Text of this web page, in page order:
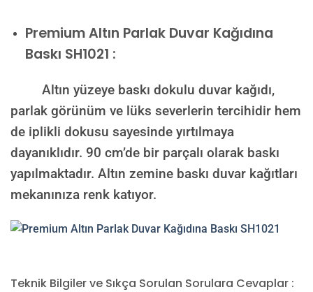
PremiumAltın Parlak Duvar Kağıdına
Baskı SH1021 :
Altın yüzeye baskı dokulu duvar kağıdı,
parlak görünüm ve lüks severlerin tercihidir hem
de iplikli dokusu sayesinde yırtılmaya
dayanıklıdır. 90 cm’de bir parçalı olarak baskı
yapılmaktadır. Altın zemine baskı duvar kağıtları
mekanınıza renk katıyor.
Teknik Bilgiler ve Sıkça Sorulan Sorulara Cevaplar :